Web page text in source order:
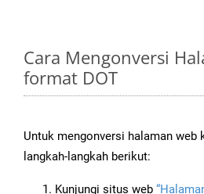
Cara Mengonversi
format DOT
Untuk mengonversi halaman web
langkah-langkah berikut:
Kunjungi situs web